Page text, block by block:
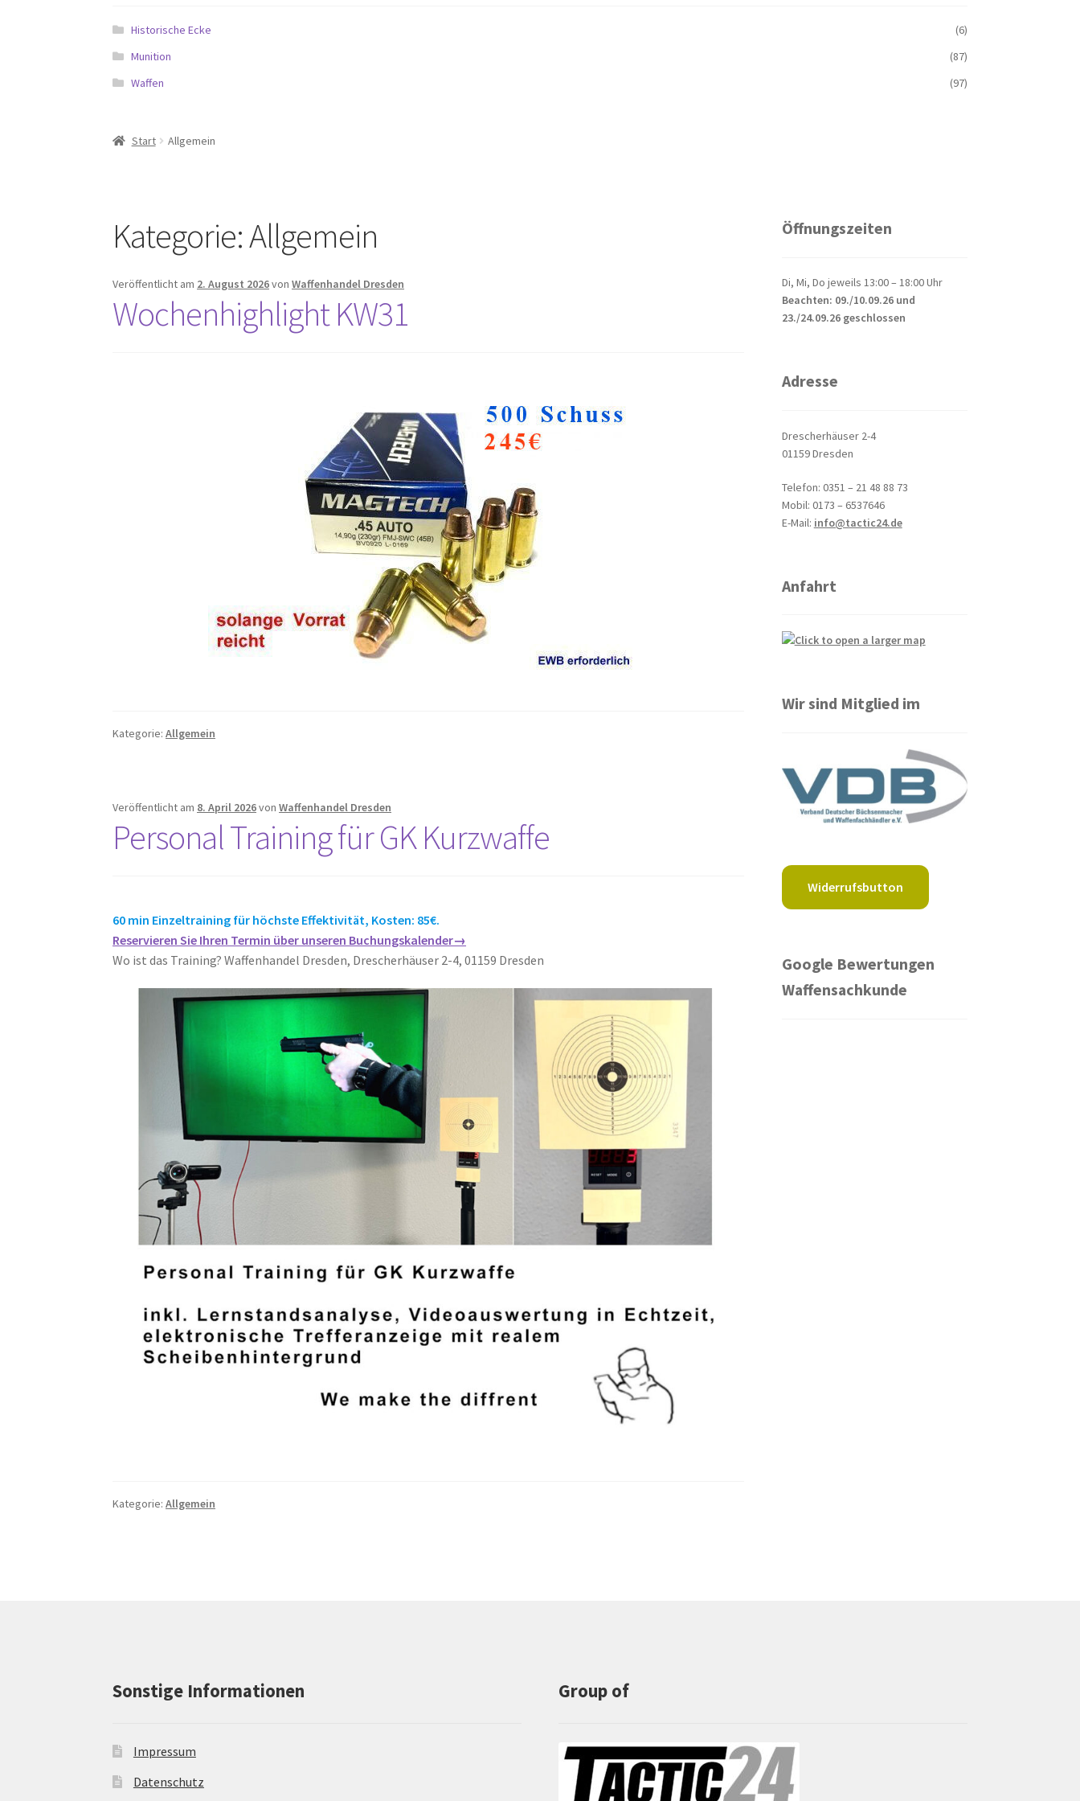
Historische Ecke
(6)
Munition
(87)
Waffen
(97)
Start Allgemein
Kategorie:Allgemein
Veröffentlicht am 2. August 2026vonWaffenhandel Dresden
Wochenhighlight KW31
Kategorie:Allgemein
Veröffentlicht am 8. April 2026vonWaffenhandel Dresden
Personal Training für GK Kurzwaffe
60 min Einzeltraining für höchste Effektivität, Kosten: 85€.
Reservieren Sie Ihren Termin über unseren Buchungskalender→
Wo ist das Training? Waffenhandel Dresden, Drescherhäuser 2-4, 01159 Dresden
Kategorie:Allgemein
Öffnungszeiten
Di, Mi, Do jeweils 13:00 – 18:00 Uhr
Beachten: 09./10.09.26 und
23./24.09.26 geschlossen
Adresse
Drescherhäuser 2-4
01159 Dresden
Telefon: 0351 – 21 48 88 73
Mobil: 0173 – 6537646
E-Mail: info@tactic24.de
Anfahrt
Wir sind Mitglied im
Widerrufsbutton
Google Bewertungen
Waffensachkunde
Sonstige Informationen
Impressum
Datenschutz
Group of